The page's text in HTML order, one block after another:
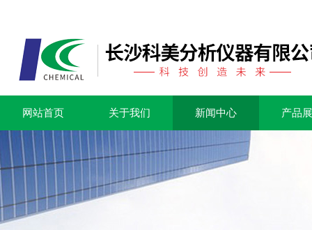
网站首页 关于我们 新闻中心 产品